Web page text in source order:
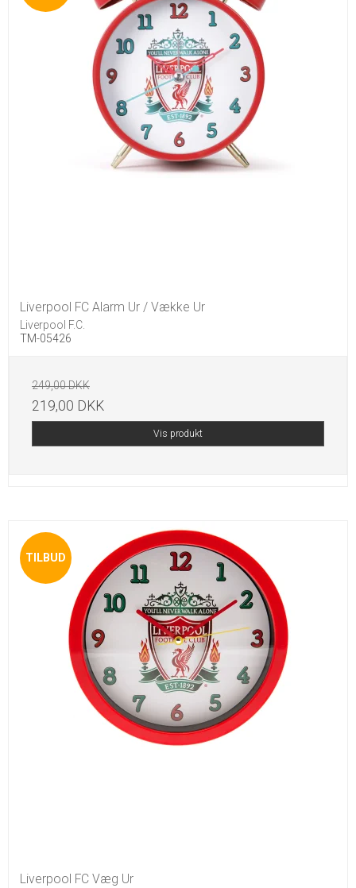
Liverpool FC Alarm Ur / Vække Ur
Liverpool F.C.
TM-05426
249,00 DKK
219,00 DKK
Vis produkt
TILBUD
Liverpool FC Væg Ur